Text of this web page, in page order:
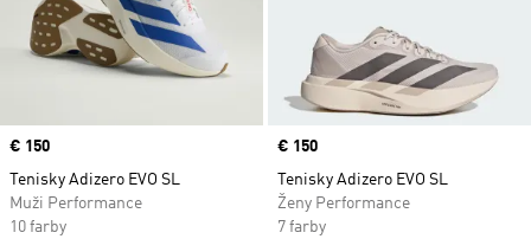
Price
€ 150
Tenisky Adizero EVO SL
Muži Performance
10 farby
Price
€ 150
Tenisky Adizero EVO SL
Ženy Performance
7 farby